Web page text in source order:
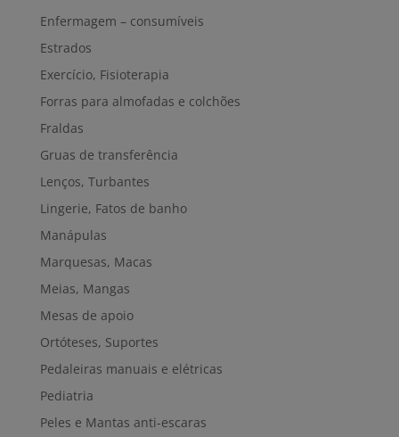
Enfermagem – consumíveis
Estrados
Exercício, Fisioterapia
Forras para almofadas e colchões
Fraldas
Gruas de transferência
Lenços, Turbantes
Lingerie, Fatos de banho
Manápulas
Marquesas, Macas
Meias, Mangas
Mesas de apoio
Ortóteses, Suportes
Pedaleiras manuais e elétricas
Pediatria
Peles e Mantas anti-escaras